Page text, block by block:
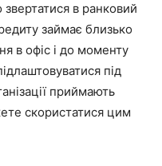
в ранковий
займає близько
в офіс і до моменту
під
приймають
скористатися цим